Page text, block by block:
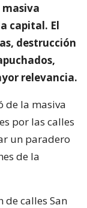
capital. El
destrucción
relevancia.
de la masiva
por las calles
un paradero
de la
de calles San